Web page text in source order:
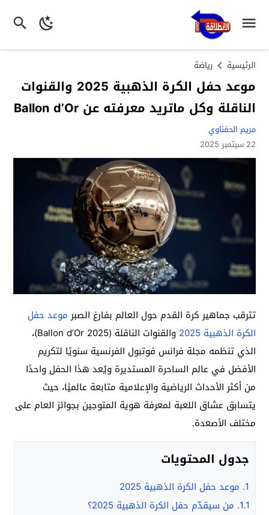
الرئيسية رياضة
موعد حفل الكرة الذهبية 2025 والقنوات
الناقلة وكل ماتريد معرفته عن Ballon d’Or
مريم الحفناوي
22 سبتمبر 2025
تترقب جماهير كرة القدم حول العالم بفارغ الصبرموعد حفل
الكرة الذهبية 2025
والقنوات الناقلة (Ballon d’Or 2025)،
الذي تنظمه مجلة فرانس فوتبول الفرنسية سنويًا لتكريم
الأفضل في عالم الساحرة المستديرة ويُعد هذا الحفل واحدًا
من أكثر الأحداث الرياضية والإعلامية متابعة عالميًا، حيث
يتسابق عشاق اللعبة لمعرفة هوية المتوجين بجوائز العام على
مختلف الأصعدة.
جدول المحتويات
1. موعد حفل الكرة الذهبية 2025
1.1. من سيقدّم حفل الكرة الذهبية 2025؟